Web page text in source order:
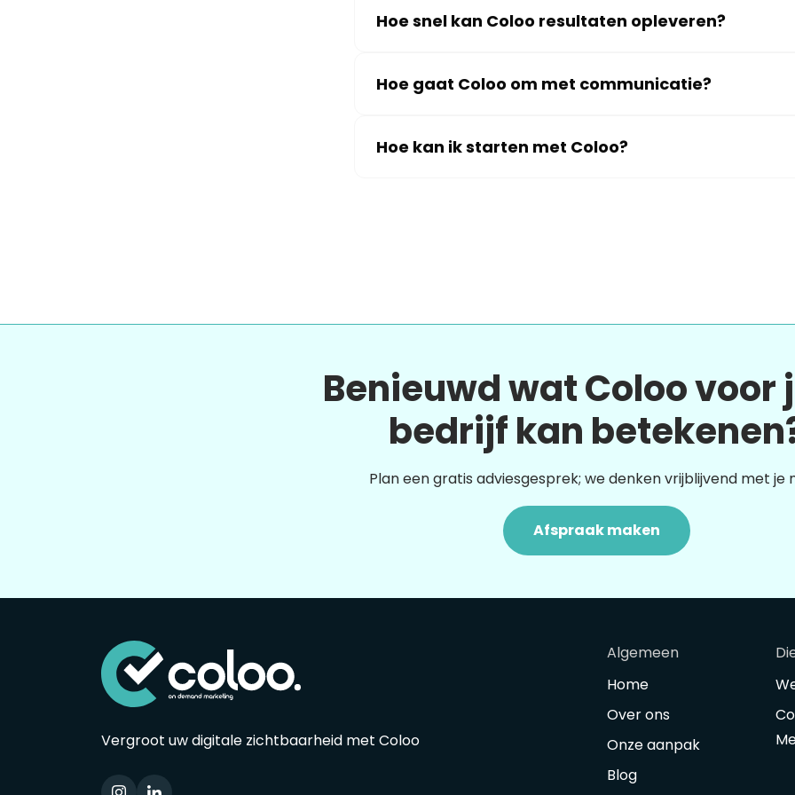
Hoe snel kan Coloo resultaten opleveren?
Hoe gaat Coloo om met communicatie?
Hoe kan ik starten met Coloo?
Benieuwd wat Coloo voor
bedrijf kan
Plan een gratis adviesgesprek; we denken vrijblijvend met je
Afspraak maken
Vergroot uw digitale zichtbaarheid met Coloo
Algemeen
Home
Over ons
Onze aanpak
Blog